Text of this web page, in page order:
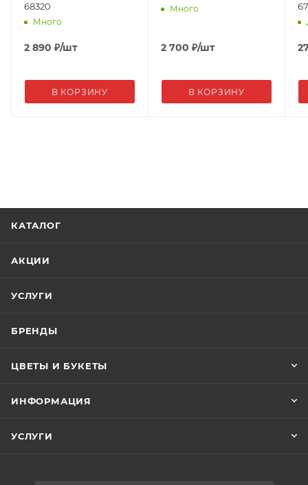
68320
Много
2 890 ₽/шт
В КОРЗИНУ
Много
2 700 ₽/шт
В КОРЗИНУ
КАТАЛОГ
АКЦИИ
УСЛУГИ
БРЕНДЫ
ЦВЕТЫ И БУКЕТЫ
ИНФОРМАЦИЯ
УСЛУГИ